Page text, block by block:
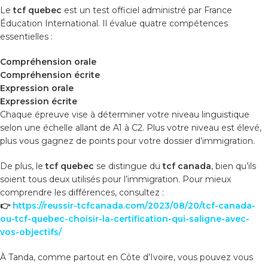
Letcf quebec est un test officiel administré par France
Éducation International. Il évalue quatre compétences
essentielles :
Compréhension orale
Compréhension écrite
Expression orale
Expression écrite
Chaque épreuve vise à déterminer votre niveau linguistique
selon une échelle allant de A1 à C2. Plus votre niveau est élevé,
plus vous gagnez de points pour votre dossier d’immigration.
De plus, letcf quebec se distingue dutcf canada, bien qu’ils
soient tous deux utilisés pour l’immigration. Pour mieux
comprendre les différences, consultez :
👉 https://reussir-tcfcanada.com/2023/08/20/tcf-canada-
ou-tcf-quebec-choisir-la-certification-qui-saligne-avec-
vos-objectifs/
À Tanda, comme partout en Côte d’Ivoire, vous pouvez vous